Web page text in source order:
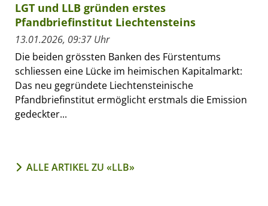
LGT und LLB gründen erstes
Pfandbriefinstitut Liechtensteins
13.01.2026, 09:37 Uhr
Die beiden grössten Banken des Fürstentums
schliessen eine Lücke im heimischen Kapitalmarkt:
Das neu gegründete Liechtensteinische
Pfandbriefinstitut ermöglicht erstmals die Emission
gedeckter...
ALLE ARTIKEL ZU «LLB»